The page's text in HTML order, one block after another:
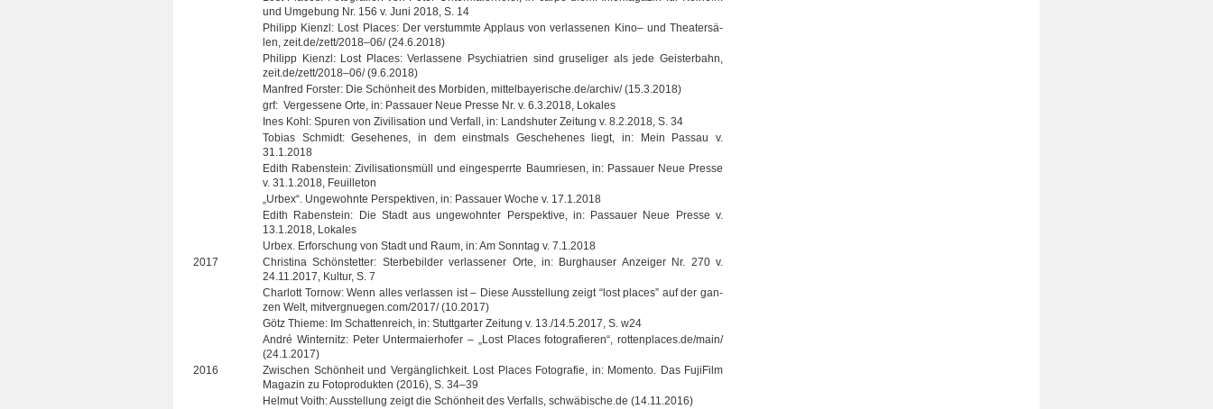
und Umge­bung Nr. 156 v. Juni 2018, S. 14
Phil­ipp Kienzl: Lost Pla­ces: Der ver­stummte Applaus von ver­las­se­nen Kino– und Thea­ter­sä­
len, zeit.de/zett/2018–06/ (24.6.2018)
Phil­ipp Kienzl: Lost Pla­ces: Ver­las­sene Psych­ia­trien sind gru­se­li­ger als jede Geis­ter­bahn,
zeit.de/zett/2018–06/ (9.6.2018)
Man­fred Fors­ter: Die Schön­heit des Mor­bi­den, mittelbayerische.de/archiv/ (15.3.2018)
grf: Ver­ges­sene Orte, in: Pas­sauer Neue Presse Nr. v. 6.3.2018, Lokales
Ines Kohl: Spu­ren von Zivi­li­sa­tion und Ver­fall, in: Lands­hu­ter Zei­tung v. 8.2.2018, S. 34
Tobias Schmidt: Gese­he­nes, in dem einst­mals Gesche­he­nes liegt, in: Mein Pas­sau v.
31.1.2018
Edith Raben­stein: Zivi­li­sa­ti­ons­müll und ein­ge­sperrte Baum­rie­sen, in: Pas­sauer Neue Presse
v. 31.1.2018, Feuilleton
„Urbex“. Unge­wohnte Per­spek­ti­ven, in: Pas­sauer Woche v. 17.1.2018
Edith Raben­stein: Die Stadt aus unge­wohn­ter Per­spek­tive, in: Pas­sauer Neue Presse v.
13.1.2018, Lokales
Urbex. Erfor­schung von Stadt und Raum, in: Am Sonn­tag v. 7.1.2018
2017
Chris­tina Schön­stet­ter: Ster­be­bil­der ver­las­se­ner Orte, in: Burg­hau­ser Anzei­ger Nr. 270 v.
24.11.2017, Kul­tur, S. 7
Char­lott Tor­now: Wenn alles ver­las­sen ist – Diese Aus­stel­lung zeigt “lost pla­ces” auf der gan­
zen Welt, mitvergnuegen.com/2017/ (10.2017)
Götz Thieme: Im Schat­ten­reich, in: Stutt­gar­ter Zei­tung v. 13./14.5.2017, S. w24
André Win­ter­nitz: Peter Unter­mai­er­ho­fer – „Lost Pla­ces foto­gra­fie­ren“, rottenplaces.de/main/
(24.1.2017)
2016
Zwi­schen Schön­heit und Ver­gäng­lich­keit. Lost Pla­ces Foto­gra­fie, in: Momento. Das Fuji­Film
Maga­zin zu Foto­pro­duk­ten (2016), S. 34–39
Hel­mut Voith: Aus­stel­lung zeigt die Schön­heit des Ver­falls, schwäbische.de (14.11.2016)